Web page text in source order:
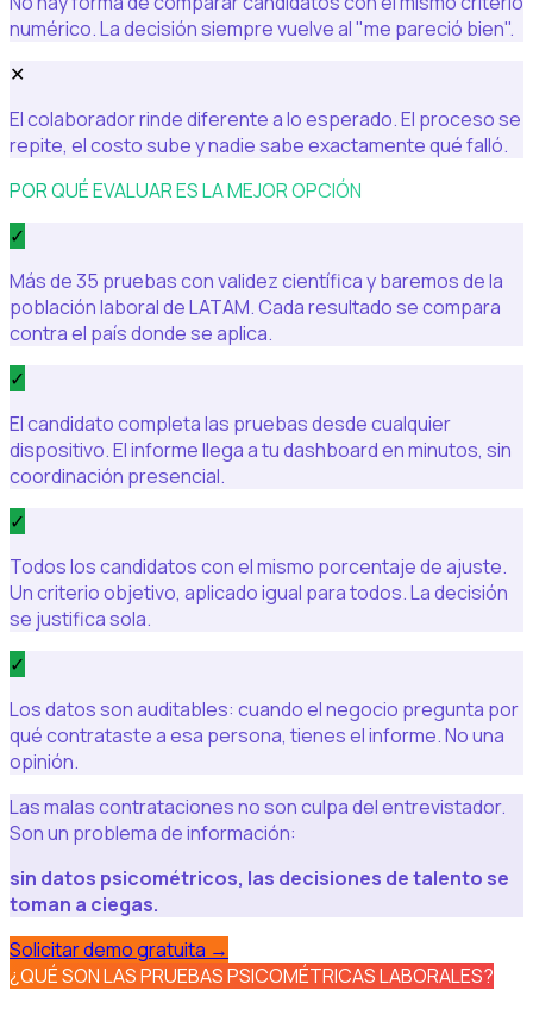
numérico. La decisión siempre vuelve al "me pareció bien".
✕
El colaborador rinde diferente a lo esperado. El proceso se
repite, el costo sube y nadie sabe exactamente qué falló.
POR QUÉ EVALUAR ES LA MEJOR OPCIÓN
✓
Más de 35 pruebas con validez científica y baremos de la
población laboral de LATAM. Cada resultado se compara
contra el país donde se aplica.
✓
El candidato completa las pruebas desde cualquier
dispositivo. El informe llega a tu dashboard en minutos, sin
coordinación presencial.
✓
Todos los candidatos con el mismo porcentaje de ajuste.
Un criterio objetivo, aplicado igual para todos. La decisión
se justifica sola.
✓
Los datos son auditables: cuando el negocio pregunta por
qué contrataste a esa persona, tienes el informe. No una
opinión.
Las malas contrataciones no son culpa del entrevistador.
Son un problema de información:
sin datos psicométricos, las decisiones de talento se
toman a ciegas.
Solicitar demo gratuita →
¿QUÉ SON LAS PRUEBAS PSICOMÉTRICAS LABORALES?